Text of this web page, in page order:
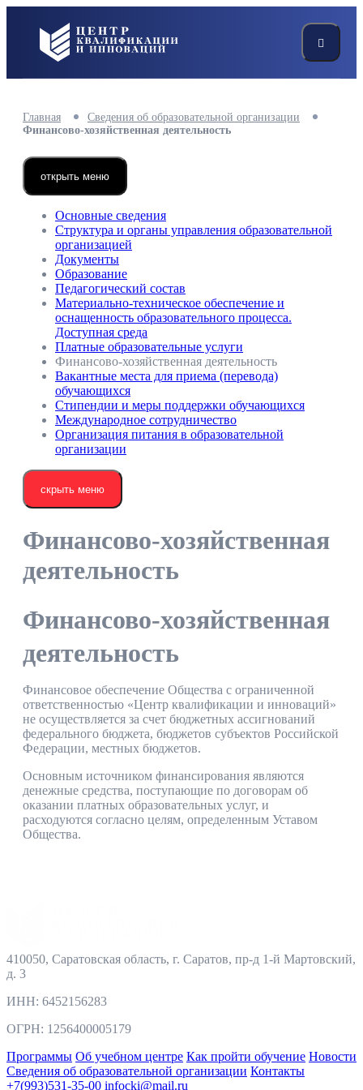
Главная
Сведения об образовательной организации
Финансово-хозяйственная деятельность
открыть меню
Основные сведения
Структура и органы управления образовательной
организацией
Документы
Образование
Педагогический состав
Материально-техническое обеспечение и
оснащенность образовательного процесса.
Доступная среда
Платные образовательные услуги
Финансово-хозяйственная деятельность
Вакантные места для приема (перевода)
обучающихся
Стипендии и меры поддержки обучающихся
Международное сотрудничество
Организация питания в образовательной
организации
скрыть меню
Финансово-хозяйственная
деятельность
Финансово-хозяйственная
деятельность
Финансовое обеспечение Общества с ограниченной
ответственностью «Центр квалификации и инноваций»
не осуществляется за счет бюджетных ассигнований
федерального бюджета, бюджетов субъектов Российской
Федерации, местных бюджетов.
Основным источником финансирования являются
денежные средства, поступающие по договорам об
оказании платных образовательных услуг, и
расходуются согласно целям, определенным Уставом
Общества.
410050, Саратовская область, г. Саратов, пр-д 1-й Мартовский,
д. 3
ИНН: 6452156283
ОГРН: 1256400005179
Программы Об учебном центре Как пройти обучение Новости
Сведения об образовательной организации Контакты
+7(993)531-35-00 infocki@mail.ru